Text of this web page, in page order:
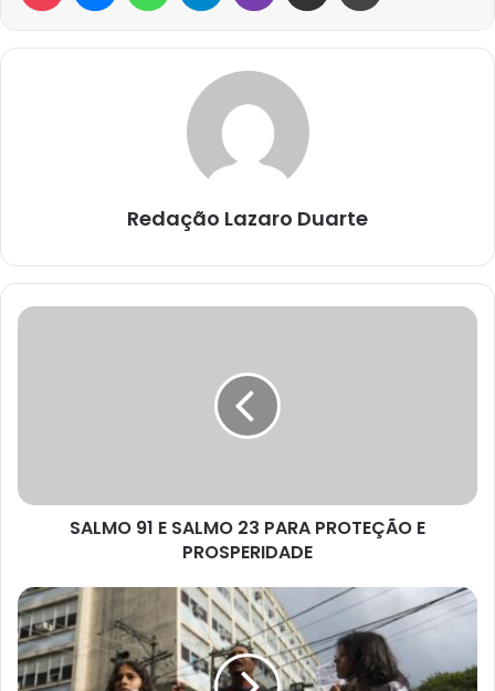
Redação Lazaro Duarte
SALMO
PROSPERIDADE
SALMO 91 E SALMO 23 PARA PROTEÇÃO E
PROSPERIDADE
Amigos
e
familiares
de